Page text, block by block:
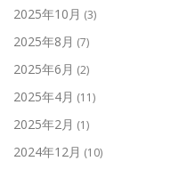
2025年10月 (3)
2025年8月 (7)
2025年6月 (2)
2025年4月 (11)
2025年2月 (1)
2024年12月 (10)